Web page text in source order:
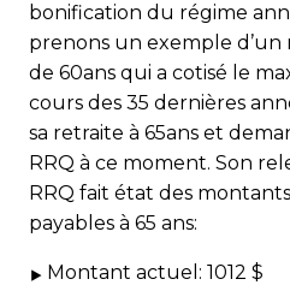
bonification du régime
prenons un exemple
de 60ans qui a cotisé le
cours des 35 dernières
sa retraite à 65ans et
RRQ à ce moment. Son
RRQ fait état des
payables à 65 ans:
Montant actuel: 1012 $